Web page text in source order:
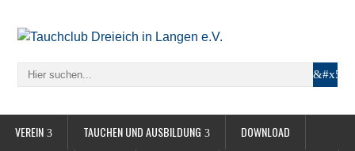
VEREIN TAUCHEN UND AUSBILDUNG DOWNLOAD